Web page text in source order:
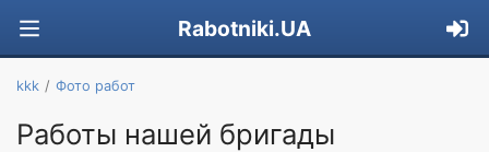
Rabotniki.UA
kkk Фото работ
Работы нашей бригады